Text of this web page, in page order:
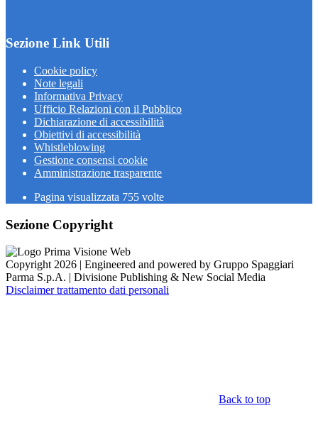
Sezione Link Utili
Cookie policy
Note legali
Informativa Privacy
Ufficio Relazioni con il Pubblico
Dichiarazione di accessibilità
Obiettivi di accessibilità
Whistleblowing
Gestione consensi cookie
Amministrazione trasparente
Pagina visualizzata 755 volte
Sezione Copyright
Copyright 2026 | Engineered and powered by Gruppo Spaggiari
Parma S.p.A. | Divisione Publishing & New Social Media
Disclaimer trattamento dati personali
Back to top